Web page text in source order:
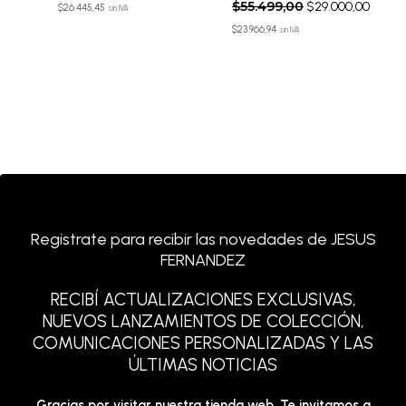
$26.445,45 sin IVA
$55.499,00 $29.000,00
$23.966,94 sin IVA
Registrate para recibir las novedades de JESUS
FERNANDEZ
RECIBÍ ACTUALIZACIONES EXCLUSIVAS,
NUEVOS LANZAMIENTOS DE COLECCIÓN,
COMUNICACIONES PERSONALIZADAS Y LAS
ÚLTIMAS NOTICIAS